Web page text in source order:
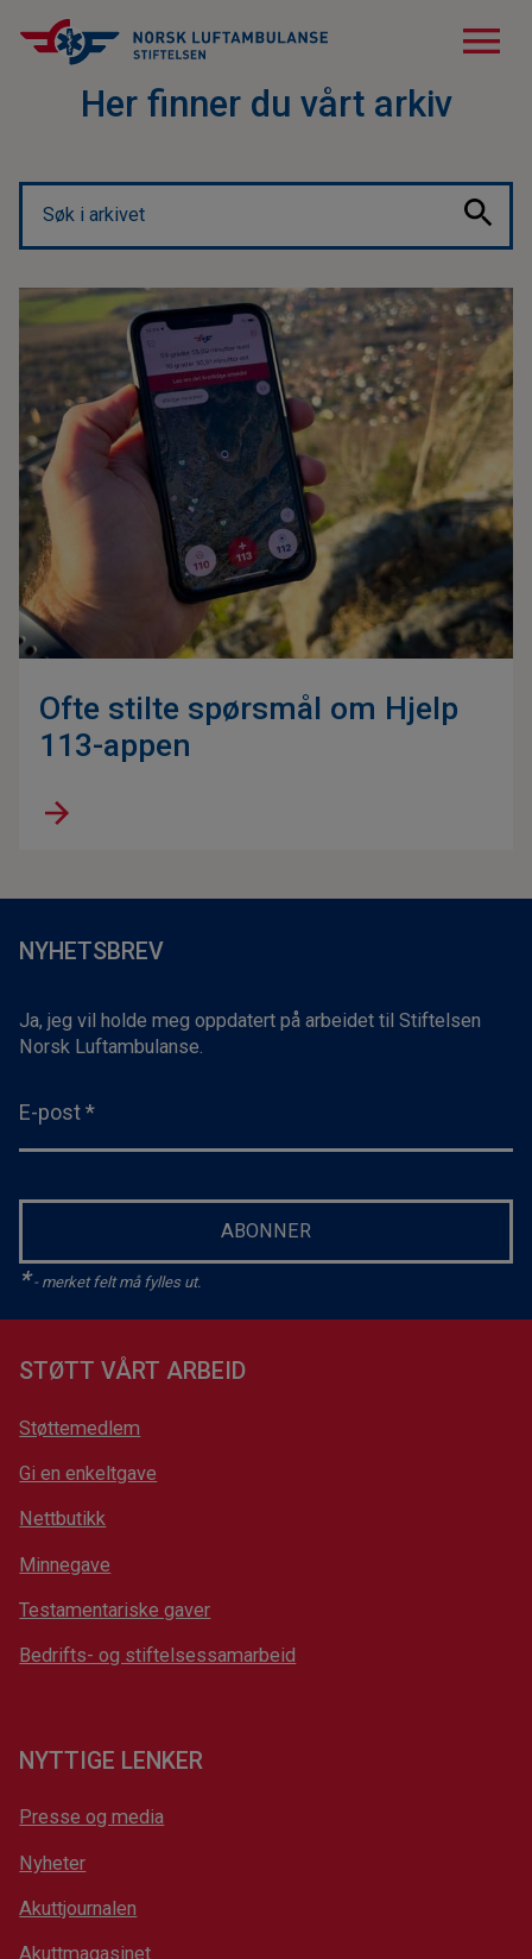
menu
Her finner du vårt arkiv
Ofte stilte spørsmål om Hjelp
113-appen
NYHETSBREV
Ja, jeg vil holde meg oppdatert på arbeidet til Stiftelsen
Norsk Luftambulanse.
E-post *
ABONNER
*- merket felt må fylles ut.
STØTT VÅRT ARBEID
Støttemedlem
Gi en enkeltgave
Nettbutikk
Minnegave
Testamentariske gaver
Bedrifts- og stiftelsessamarbeid
NYTTIGE LENKER
Presse og media
Nyheter
Akuttjournalen
Akuttmagasinet